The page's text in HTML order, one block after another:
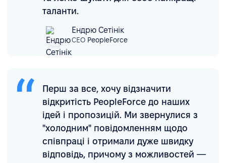
таланти.
Ендрю Сетінік
СЕО PeopleForce
Перш за все, хочу відзначити
відкритість PeopleForce до наших
ідей і пропозицій. Ми звернулися з
"холодним" повідомленням щодо
співпраці і отримали дуже швидку
відповідь, причому з можливостей —